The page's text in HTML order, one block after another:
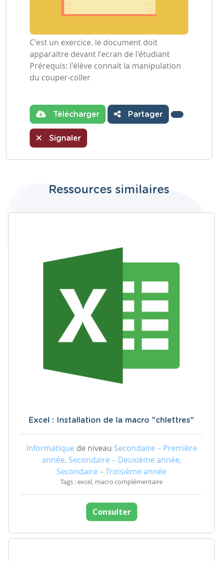
C'est un exercice. le document doit
apparaitre devant l'ecran de l'étudiant
Prérequis: l'élève connait la manipulation
du couper-coller
Télécharger Partager
Signaler
Ressources similaires
Excel : Installation de la macro "chlettres"
Informatique de niveau Secondaire – Première
année, Secondaire – Deuxième année,
Secondaire – Troisième année
Tags : excel, macro complémentaire
Consulter